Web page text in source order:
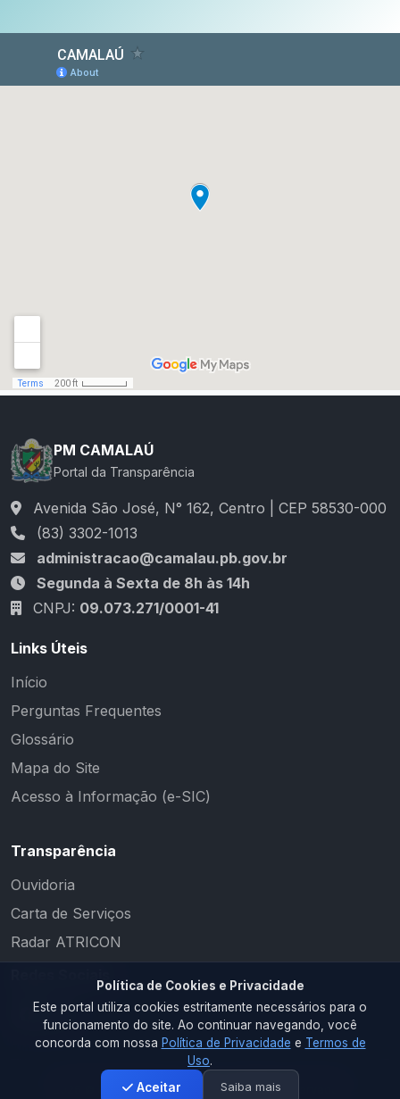
PM CAMALAÚ
Portal da Transparência
Avenida São José, N° 162, Centro | CEP 58530-000
(83) 3302-1013
administracao@camalau.pb.gov.br
Segunda à Sexta de 8h às 14h
CNPJ: 09.073.271/0001-41
Links Úteis
Início
Perguntas Frequentes
Glossário
Mapa do Site
Acesso à Informação (e-SIC)
Transparência
Ouvidoria
Carta de Serviços
Radar ATRICON
2026 © PM CAMALAÚ. Todos os direitos reservados.
Política de Cookies e Privacidade
Este portal utiliza cookies estritamente necessários para o
funcionamento do site. Ao continuar navegando, você
concorda com nossa Política de Privacidade e Termos de
Uso.
Aceitar
Saiba mais